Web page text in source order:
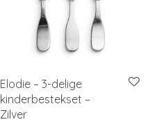
Elodie – 3-delige
kinderbestekset –
Zilver